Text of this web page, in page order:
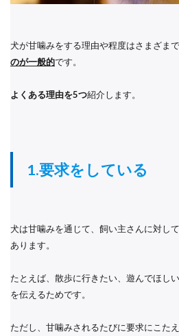
犬が甘噛みをする理由や程度はさまざまで
のが一般的です。
よくある理由を5つ紹介します。
1.要求をしている
犬は甘噛みを通じて、飼い主さんに対して
あります。
たとえば、散歩に行きたい、遊んでほし
を伝えるためです。
ただし、甘噛みされるたびに要求にこたえ